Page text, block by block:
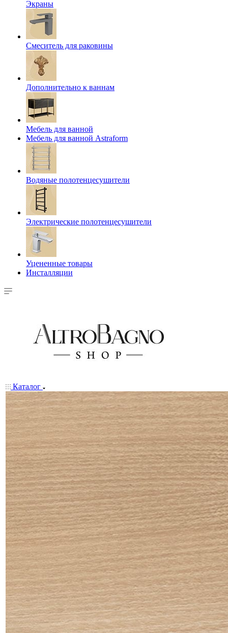
Экраны
Смеситель для раковины
Дополнительно к ваннам
Мебель для ванной
Мебель для ванной Astraform
Водяные полотенцесушители
Электрические полотенцесушители
Уцененные товары
Инсталляции
Каталог